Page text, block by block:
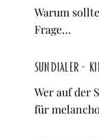
Warum
Frage…
Sundialer -
Wer auf der
für